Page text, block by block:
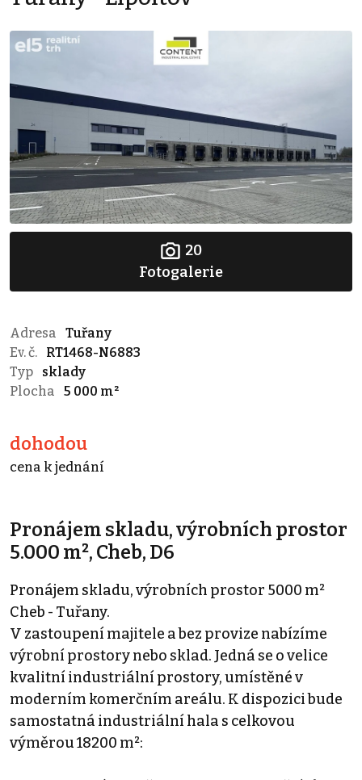
20
Fotogalerie
Adresa
Tuřany
Ev. č.
RT1468-N6883
Typ
sklady
Plocha
5 000 m²
dohodou
cena k jednání
Pronájem skladu, výrobních prostor
5.000 m², Cheb, D6
Pronájem skladu, výrobních prostor 5000 m²
Cheb - Tuřany.
V zastoupení majitele a bez provize nabízíme
výrobní prostory nebo sklad. Jedná se o velice
kvalitní industriální prostory, umístěné v
moderním komerčním areálu. K dispozici bude
samostatná industriální hala s celkovou
výměrou 18200 m²: